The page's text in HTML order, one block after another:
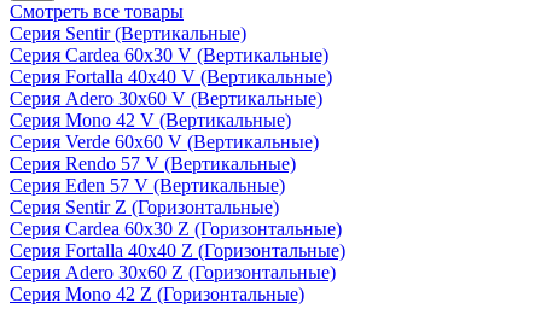
Смотреть все товары
Серия Sentir (Вертикальные)
Серия Cardea 60х30 V (Вертикальные)
Серия Fortalla 40х40 V (Вертикальные)
Серия Adero 30х60 V (Вертикальные)
Серия Mono 42 V (Вертикальные)
Серия Verde 60х60 V (Вертикальные)
Серия Rendo 57 V (Вертикальные)
Серия Eden 57 V (Вертикальные)
Серия Sentir Z (Горизонтальные)
Серия Cardea 60х30 Z (Горизонтальные)
Серия Fortalla 40х40 Z (Горизонтальные)
Серия Adero 30х60 Z (Горизонтальные)
Серия Mono 42 Z (Горизонтальные)